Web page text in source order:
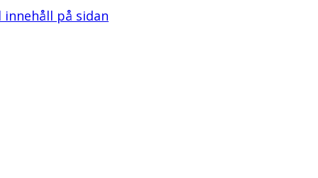
innehåll på sidan